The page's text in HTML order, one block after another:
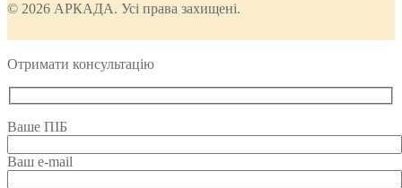
© 2026 АРКАДА. Усі права захищені.
Отримати консультацію
Ваше ПІБ
Ваш e-mail